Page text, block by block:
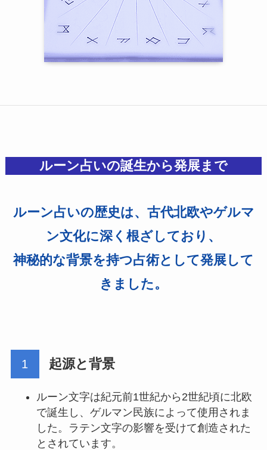
ルーン占いの誕生から発展まで
ルーン占いの歴史は、古代北欧やゲルマ
ン文化に深く根ざしており、
神秘的な背景を持つ占術として発展して
きました。
起源と背景
ルーン文字は紀元前1世紀から2世紀頃に北欧
で誕生し、ゲルマン民族によって使用されま
した。ラテン文字の影響を受けて創造された
とされています。